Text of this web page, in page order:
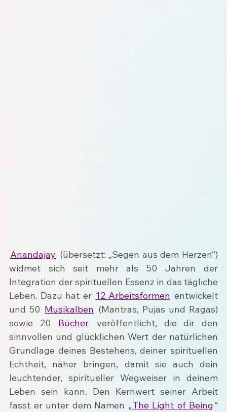
Anandajay (übersetzt: „Segen aus dem Herzen“)
widmet sich seit mehr als 50 Jahren der
Integration der spirituellen Essenz in das tägliche
Leben. Dazu hat er 12 Arbeitsformen entwickelt
und 50 Musikalben (Mantras, Pujas und Ragas)
sowie 20
Bücher
veröffentlicht, die dir den
sinnvollen und glücklichen Wert der natürlichen
Grundlage deines Bestehens, deiner spirituellen
Echtheit, näher bringen, damit sie auch dein
leuchtender, spiritueller Wegweiser in deinem
Leben sein kann. Den Kernwert seiner Arbeit
fasst er unter dem Namen „The Light of Being“